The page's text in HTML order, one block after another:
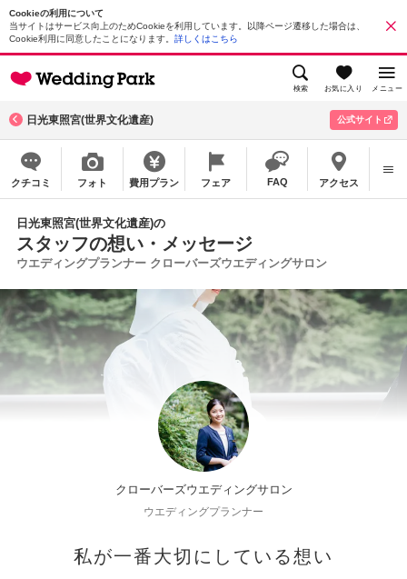
Cookieの利用について
当サイトはサービス向上のためCookieを利用しています。以降ページ遷移した場合は、
Cookie利用に同意したことになります。 詳しくはこちら
検索 お気に入り メニュー
日光東照宮(世界文化遺産) 公式サイト
クチコミ フォト 費用プラン フェア FAQ アクセス
日光東照宮(世界文化遺産)の
スタッフの想い・メッセージ
ウエディングプランナー クローバーズウエディングサロン
クローバーズウエディングサロン
ウエディングプランナー
私が一番大切にしている想い